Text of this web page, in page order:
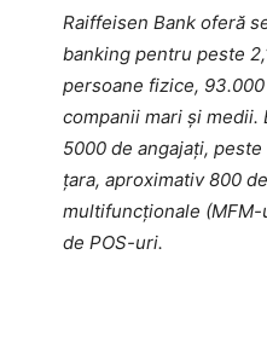
Raiffeisen Bank oferă
banking pentru peste
persoane fizice,
companii mari și medii.
5000 de angajați,
țara, aproximativ 800
multifuncționale
de POS-uri.